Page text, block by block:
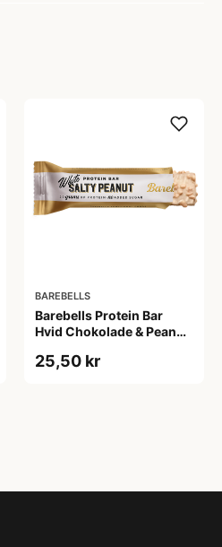
BAREBELLS
Barebells Protein Bar
Hvid Chokolade & Peanut
25,50 kr